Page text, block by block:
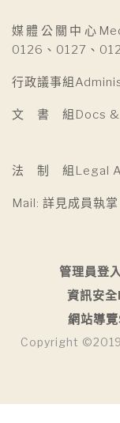
媒體公關中心
0126、0127、
行政議事組
文 書 組Docs &
法 制 組Legal
Mail: 詳見成員執
管理員登
資訊安
網站導
Copyright